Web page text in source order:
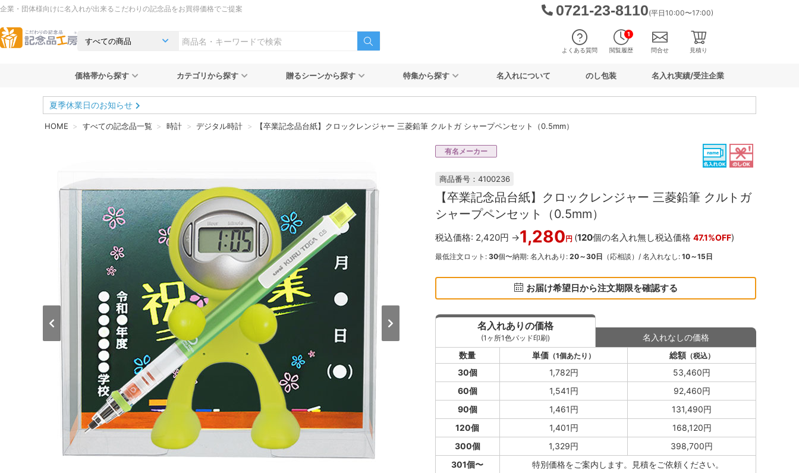
企業・団体様向けに名入れが出来るこだわりの記念品をお買得価格でご提案 0721-23-8110(平日10:00〜17:00)
よくある質問 閲覧履歴
1
問合せ 見積り
価格帯から探す カテゴリから探す 贈るシーンから探す 特集から探す 名入れについて のし包装 名入れ実績/受注企業
夏季休業日のお知らせ
HOME すべての記念品一覧 時計 デジタル時計 【卒業記念品台紙】クロックレンジャー 三菱鉛筆 クルトガ シャープペンセット（0.5mm）
有名メーカー
商品番号：4100236
【卒業記念品台紙】クロックレンジャー 三菱鉛筆 クルトガ
シャープペンセット（0.5mm）
税込価格: 2,420円 →1,280円 (120個の名入れ無し税込価格 47.1%OFF)
最低注文ロット: 30個〜納期: 名入れあり: 20～30日 （応相談）/ 名入れなし: 10～15日
お届け希望日から注文期限を確認する
名入れありの価格
(1ヶ所1色パッド印刷)
名入れなしの価格
数量
単価 （1個あたり） 総額（税込）
30個 1,782円
53,460円
60個
1,541円
92,460円
90個
1,461円
131,490円
120個
1,401円
168,120円
300個
1,329円
398,700円
301個〜
特別価格をご案内します。 見積をご依頼ください。